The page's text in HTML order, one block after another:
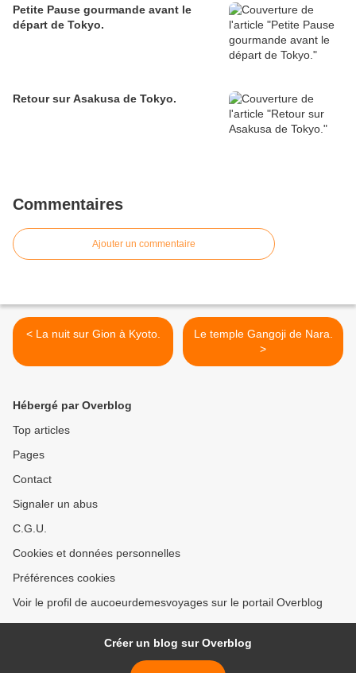
Petite Pause gourmande avant le
départ de Tokyo.
Retour sur Asakusa de Tokyo.
Commentaires
Ajouter un commentaire
< La nuit sur Gion à Kyoto.
Le temple Gangoji de Nara.
>
Hébergé par Overblog
Top articles
Pages
Contact
Signaler un abus
C.G.U.
Cookies et données personnelles
Préférences cookies
Voir le profil de aucoeurdemesvoyages sur le portail Overblog
Créer un blog sur Overblog